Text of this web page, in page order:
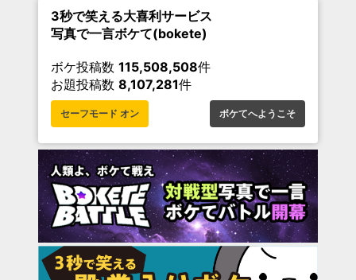
3秒で笑える大喜利サービス
写真で一言ボケて(bokete)
ボケ投稿数 115,508,508件
お題投稿数 8,107,281件
セーフモード オン ボケてへようこそ